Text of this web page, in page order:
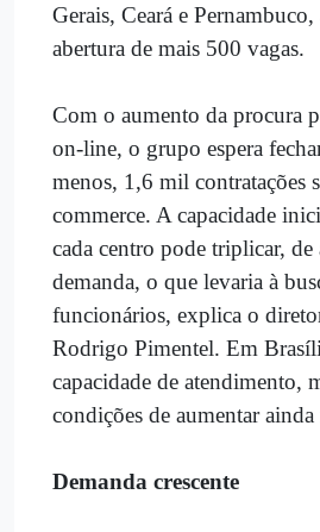
Gerais, Ceará e
abertura de mais 500 vagas.
Com o aumento da procura
on-line, o grupo espera
menos, 1,6 mil contratações
commerce. A capacidade
cada centro pode triplicar, de
demanda, o que levaria à
funcionários, explica o
Rodrigo Pimentel. Em
capacidade de atendimento,
condições de aumentar
Demanda crescente